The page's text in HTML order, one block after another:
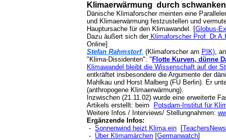
Klimaerwärmung durch
Dänische Klimaforscher meinten eine
und Klimaerwärmung festzustellen und
Hauptursache für den Klimawandel. [Globus-
Dazu äußert sich derKlimaforscher Prof.
Online]
Stefan Rahmstorf, (Klimaforscher am PIK),
"Klima-Dissidenten": " Flotte Kurven, dünne
Klimawandel bleibt die Wissenschaft auf der
entkräftet insbesondere die Argumente der
Mahlkau und Horst Malberg (FU Berlin). Er
(anthropogene Klimaerwärmung).
Inzwischen (21.11.02) wurde eine erweiterte
Artikels erstellt: beim
Potsdam-Institut für
Weitere Infos / Interviews/ Stellungnahmen:
Ergänzende Infos:
- Sonnenwind heizt Klima ein [TeachersNews
- Über Klimamärchen [Germanwatch]